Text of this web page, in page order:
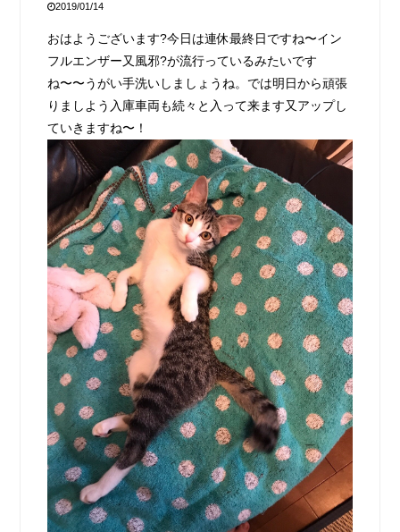
2019/01/14
おはようございます?今日は連休最終日ですね〜イン
フルエンザー又風邪?が流行っているみたいです
ね〜〜うがい手洗いしましょうね。では明日から頑張
りましよう入庫車両も続々と入って来ます又アップし
ていきますね〜！